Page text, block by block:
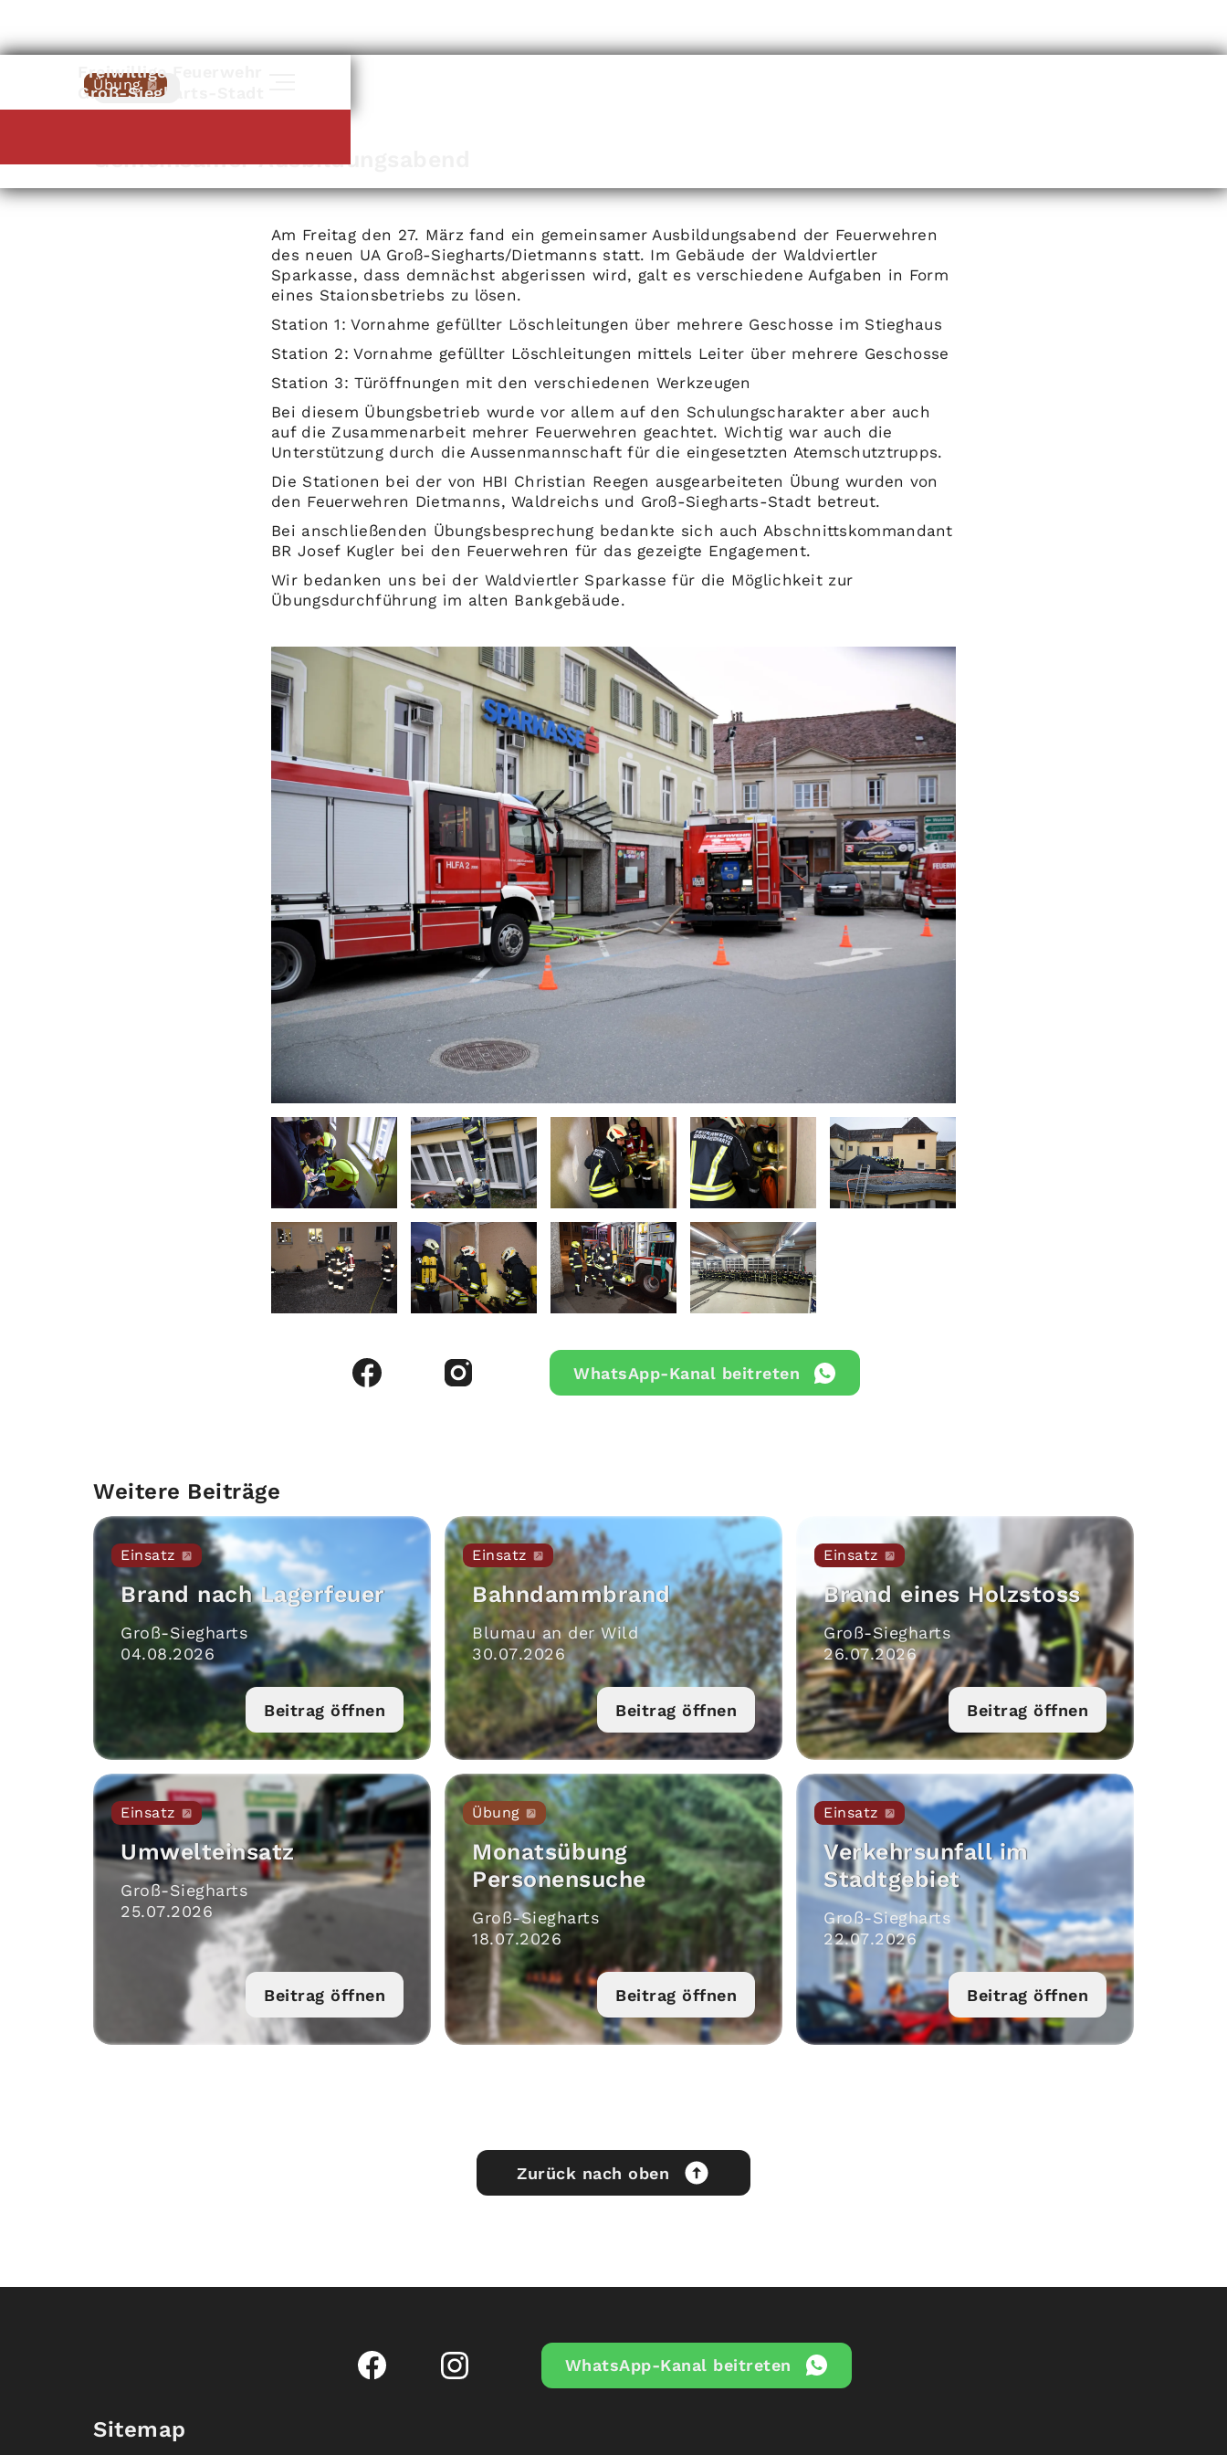
Freiwillige Feuerwehr
Groß-Siegharts-Stadt
Übung
Gemeinsamer Ausbildungsabend
Zurück
Am Freitag den 27. März fand ein gemeinsamer Ausbildungsabend der Feuerwehren
des neuen UA Groß-Siegharts/Dietmanns statt. Im Gebäude der Waldviertler
Sparkasse, dass demnächst abgerissen wird, galt es verschiedene Aufgaben in Form
eines Staionsbetriebs zu lösen.
Station 1: Vornahme gefüllter Löschleitungen über mehrere Geschosse im Stieghaus
Station 2: Vornahme gefüllter Löschleitungen mittels Leiter über mehrere Geschosse
Station 3: Türöffnungen mit den verschiedenen Werkzeugen
Bei diesem Übungsbetrieb wurde vor allem auf den Schulungscharakter aber auch
auf die Zusammenarbeit mehrer Feuerwehren geachtet. Wichtig war auch die
Unterstützung durch die Aussenmannschaft für die eingesetzten Atemschutztrupps.
Die Stationen bei der von HBI Christian Reegen ausgearbeiteten Übung wurden von
den Feuerwehren Dietmanns, Waldreichs und Groß-Siegharts-Stadt betreut.
Bei anschließenden Übungsbesprechung bedankte sich auch Abschnittskommandant
BR Josef Kugler bei den Feuerwehren für das gezeigte Engagement.
Wir bedanken uns bei der Waldviertler Sparkasse für die Möglichkeit zur
Übungsdurchführung im alten Bankgebäude.
WhatsApp-Kanal beitreten
Weitere Beiträge
Einsatz
Brand nach Lagerfeuer
Groß-Siegharts
04.08.2026
Beitrag öffnen
Einsatz
Bahndammbrand
Blumau an der Wild
30.07.2026
Beitrag öffnen
Einsatz
Brand eines Holzstoss
Groß-Siegharts
26.07.2026
Beitrag öffnen
Einsatz
Umwelteinsatz
Groß-Siegharts
25.07.2026
Beitrag öffnen
Übung
Monatsübung
Personensuche
Groß-Siegharts
18.07.2026
Beitrag öffnen
Einsatz
Verkehrsunfall im
Stadtgebiet
Groß-Siegharts
22.07.2026
Beitrag öffnen
Zurück nach oben
WhatsApp-Kanal beitreten
Sitemap